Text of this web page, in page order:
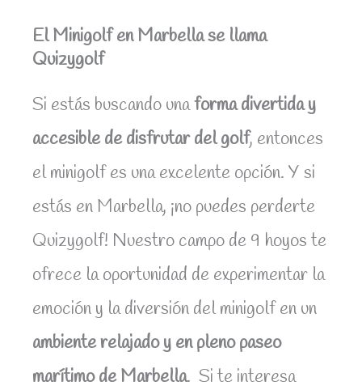
El Minigolf en Marbella se llama
Quizygolf
Si estás buscando unaforma divertida y
accesible de disfrutar del golf, entonces
el minigolf es una excelente opción. Y si
estás en Marbella, ¡no puedes perderte
Quizygolf! Nuestro campo de 9 hoyos te
ofrece la oportunidad de experimentar la
emoción y la diversión del minigolf en un
ambiente relajado y en pleno paseo
marítimo de Marbella. Si te interesa